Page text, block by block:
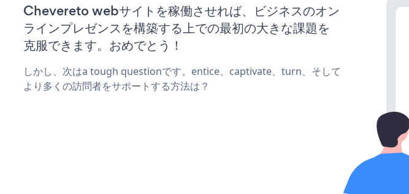
Chevereto webサイトを稼働させれば、ビジネスのオン
ラインプレゼンスを構築する上での最初の大きな課題を
克服できます。おめでとう！
しかし、次はa tough questionです。entice、captivate、turn、そして
より多くの訪問者をサポートする方法は？